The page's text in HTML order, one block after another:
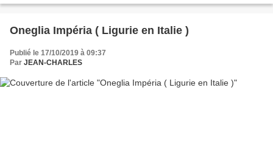
Oneglia Impéria ( Ligurie en Italie )
Publié le 17/10/2019 à 09:37
Par JEAN-CHARLES